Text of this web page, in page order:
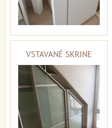
VSTAVANÉ SKRINE